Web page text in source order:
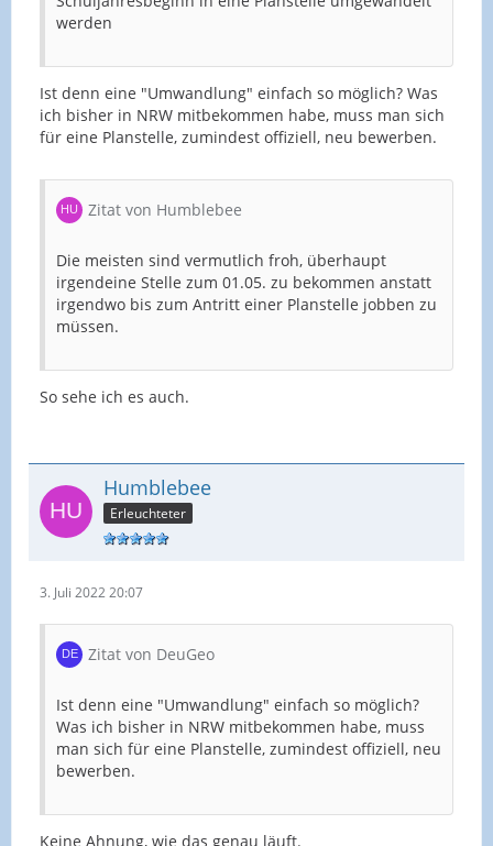
werden
Ist denn eine "Umwandlung" einfach so möglich? Was
ich bisher in NRW mitbekommen habe, muss man sich
für eine Planstelle, zumindest offiziell, neu bewerben.
Zitat von Humblebee
Die meisten sind vermutlich froh, überhaupt
irgendeine Stelle zum 01.05. zu bekommen anstatt
irgendwo bis zum Antritt einer Planstelle jobben zu
müssen.
So sehe ich es auch.
Humblebee
Erleuchteter
3. Juli 2022 20:07
Zitat von DeuGeo
Ist denn eine "Umwandlung" einfach so möglich?
Was ich bisher in NRW mitbekommen habe, muss
man sich für eine Planstelle, zumindest offiziell, neu
bewerben.
Keine Ahnung, wie das genau läuft.